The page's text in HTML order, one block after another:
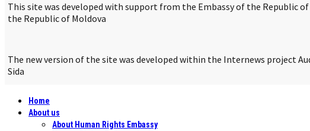
This site was developed with support from the Embassy of the Republic
the Republic of Moldova
The new version of the site was developed within the Internews project
Sida
Home
About us
About Human Rights Embassy